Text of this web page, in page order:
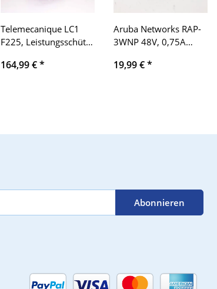
Telemecanique LC1
F225, Leistungsschütz,
164,99 €*
Aruba Networks RAP-
3WNP 48V, 0,75A
19,99 €*
Abonnieren